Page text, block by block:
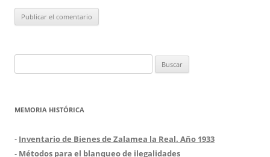
MEMORIA HISTÓRICA
- Inventario de Bienes de Zalamea la Real. Año 1933
- Métodos para el blanqueo de ilegalidades